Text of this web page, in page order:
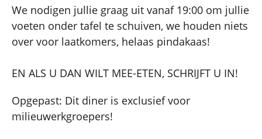
We nodigen jullie graag uit vanaf 19:00 om jullie
voeten onder tafel te schuiven, we houden niets
over voor laatkomers, helaas pindakaas!
EN ALS U DAN WILT MEE-ETEN, SCHRIJFT U IN!
Opgepast: Dit diner is exclusief voor
milieuwerkgroepers!